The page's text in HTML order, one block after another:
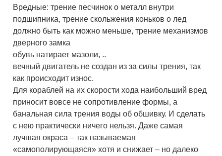
Вредные: трение песчинок о металл внутри
подшипника, трение скольжения коньков о лед
должно быть как можно меньше, трение механизмов
дверного замка
обувь натирает мазоли, ..
вечный двигатель не создан из за силы трения, так
как происходит износ.
Для кораблей на их скорости хода наибольший вред
приносит вовсе не сопротивление формы, а
банальная сила трения воды об обшивку. И сделать
с нею практически ничего нельзя. Даже самая
лучшая окраса – так называемая
«самополирующаяся» хотя и снижает – но далеко